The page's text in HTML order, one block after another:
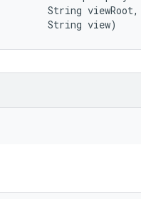
String viewRoot,
String view)